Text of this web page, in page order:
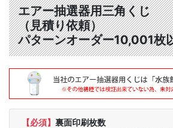
エアー抽選器用三角くじ
（見積り依頼）
パターンオーダー10,001枚
【必須】 裏面印刷枚数